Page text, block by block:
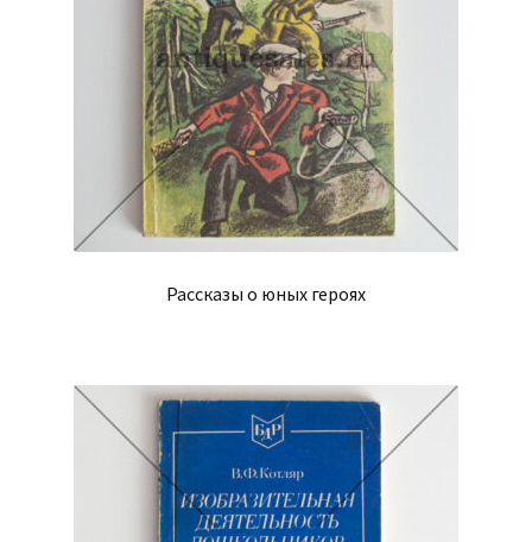
Рассказы о юных героях